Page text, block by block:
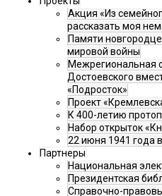
Акция «Из
рассказать моя
Памяти
мировой войны
Межрегиональная
Достоевского
«Подросток»
Проект
К 400-летию
Набор открыток
22 июня 1941 года
Партнеры
Национальная
Президентская
Справочно-